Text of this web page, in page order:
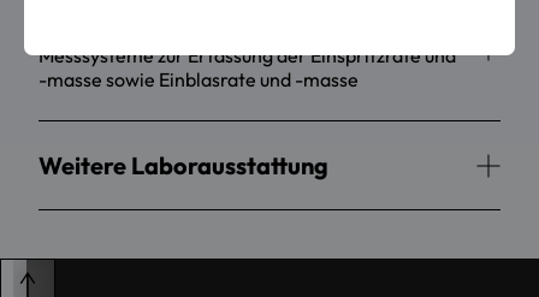
Messsysteme zur Erfassung der Einspritzrate und
-masse sowie Einblasrate und -masse
Weitere Laborausstattung